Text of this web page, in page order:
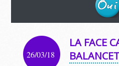
26/03/18
LA FACE